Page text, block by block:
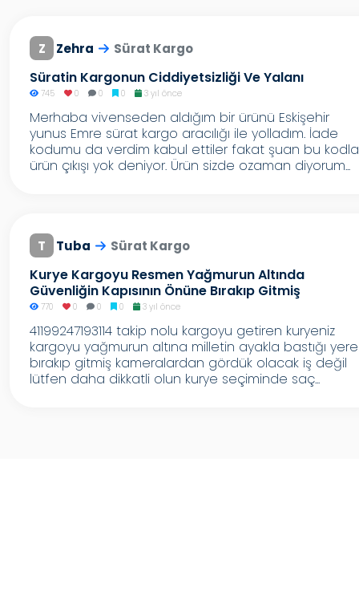
Z Zehra Sürat Kargo
Süratin Kargonun Ciddiyetsizliği Ve Yalanı
745 0 0 0 3 yıl önce
Merhaba vivenseden aldığım bir ürünü Eskişehir
yunus Emre sürat kargo aracılığı ile yolladım. İade
kodumu da verdim kabul ettiler fakat şuan bu kodla
ürün çıkışı yok deniyor. Ürün sizde ozaman diyorum...
T Tuba Sürat Kargo
Kurye Kargoyu Resmen Yağmurun Altında
Güvenliğin Kapısının Önüne Bırakıp Gitmiş
770 0 0 0 3 yıl önce
41199247193114 takip nolu kargoyu getiren kuryeniz
kargoyu yağmurun altına milletin ayakla bastığı yere
bırakıp gitmiş kameralardan gördük olacak iş değil
lütfen daha dikkatli olun kurye seçiminde saç...